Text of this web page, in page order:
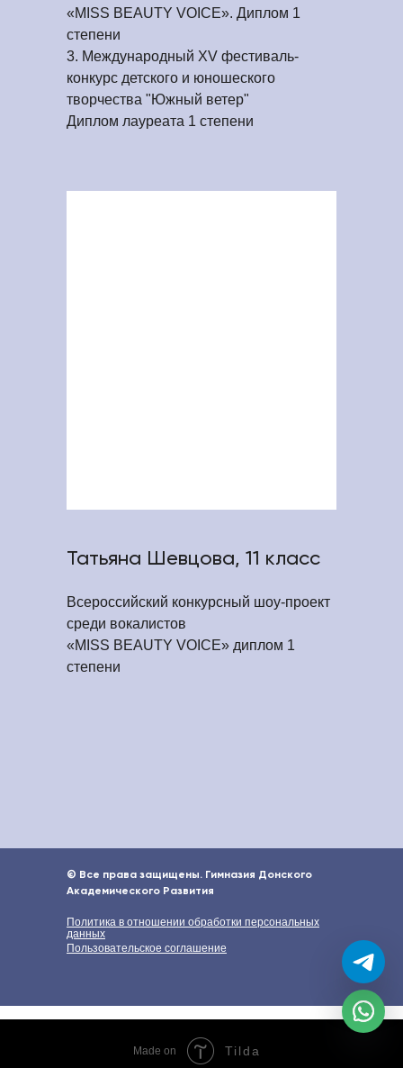
«MISS BEAUTY VOICE». Диплом 1
степени
3. Международный XV фестиваль-
конкурс детского и юношеского
творчества "Южный ветер"
Диплом лауреата 1 степени
Татьяна Шевцова, 11 класс
Всероссийский конкурсный шоу-проект
среди вокалистов
«MISS BEAUTY VOICE» диплом 1
степени
© Все права защищены. Гимназия Донского
Академического Развития
Пользовательское соглашение
Политика в отношении обработки персональных
данных
Made on Tilda